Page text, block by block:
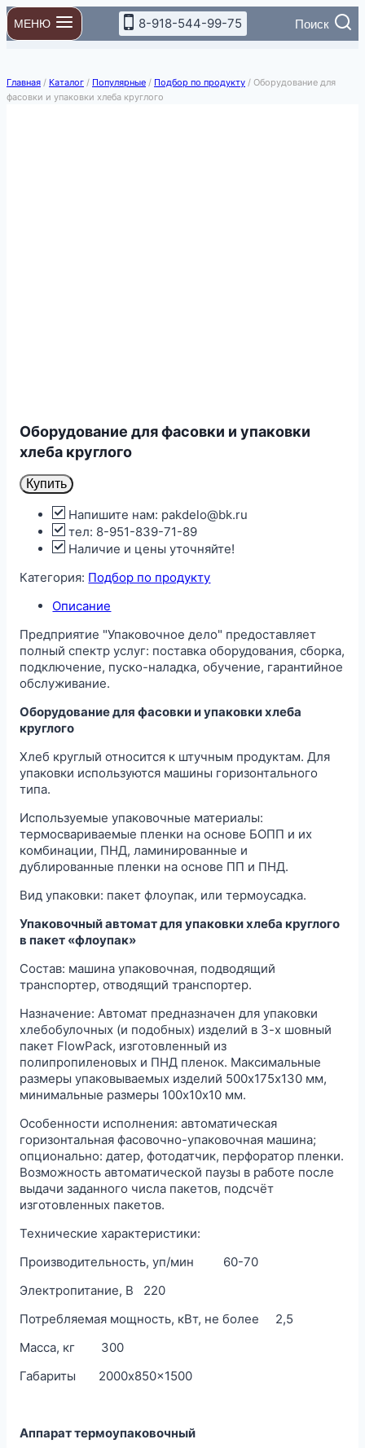
Перейти
к
содержимому
МЕНЮ 8-918-544-99-75 Поиск
Главная / Каталог / Популярные / Подбор по продукту / Оборудование для
фасовки и упаковки хлеба круглого
Оборудование для фасовки и упаковки
хлеба круглого
Купить
Напишите нам: pakdelo@bk.ru
тел: 8-951-839-71-89
Наличие и цены уточняйте!
Категория: Подбор по продукту
Описание
Предприятие "Упаковочное дело" предоставляет
полный спектр услуг: поставка оборудования, сборка,
подключение, пуско-наладка, обучение, гарантийное
обслуживание.
Оборудование для фасовки и упаковки хлеба
круглого
Хлеб круглый относится к штучным продуктам. Для
упаковки используются машины горизонтального
типа.
Используемые упаковочные материалы:
термосвариваемые пленки на основе БОПП и их
комбинации, ПНД, ламинированные и
дублированные пленки на основе ПП и ПНД.
Вид упаковки: пакет флоупак, или термоусадка.
Упаковочный автомат для упаковки хлеба круглого
в пакет «флоупак»
Состав: машина упаковочная, подводящий
транспортер, отводящий транспортер.
Назначение: Автомат предназначен для упаковки
хлебобулочных (и подобных) изделий в 3-х шовный
пакет FlowPack, изготовленный из
полипропиленовых и ПНД пленок. Максимальные
размеры упаковываемых изделий 500х175х130 мм,
минимальные размеры 100х10х10 мм.
Особенности исполнения: автоматическая
горизонтальная фасовочно-упаковочная машина;
опционально: датер, фотодатчик, перфоратор пленки.
Возможность автоматической паузы в работе после
выдачи заданного числа пакетов, подсчёт
изготовленных пакетов.
Технические характеристики:
Производительность, уп/мин 60-70
Электропитание, В 220
Потребляемая мощность, кВт, не более 2,5
Масса, кг 300
Габариты 2000x850x1500
Аппарат термоупаковочный